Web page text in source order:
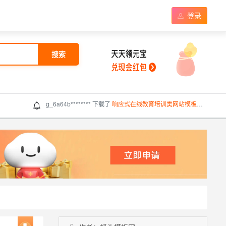
登录
搜索
g_6a64b******** 下载了 响应式在线教育培训类网站模板（响应式）